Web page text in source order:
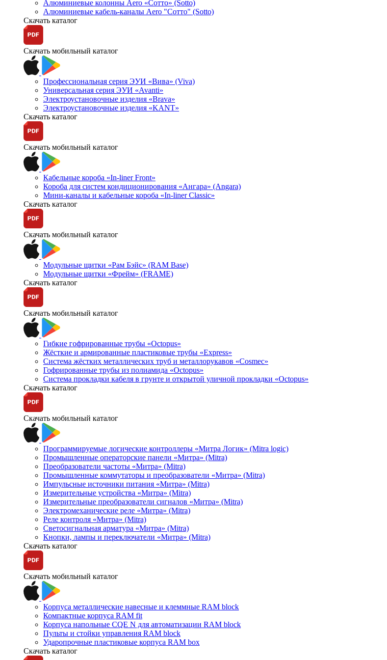
Алюминиевые колонны Aero «Сотто» (Sotto)
Алюминиевые кабель-каналы Aero "Сотто" (Sotto)
Скачать каталог
Скачать мобильный каталог
Профессиональная серия ЭУИ «Вива» (Viva)
Универсальная серия ЭУИ «Avanti»
Электроустановочные изделия «Brava»
Электроустановочные изделия «KANT»
Скачать каталог
Скачать мобильный каталог
Кабельные короба «In-liner Front»
Короба для систем кондиционирования «Ангара» (Angara)
Мини-каналы и кабельные короба «In-liner Classic»
Скачать каталог
Скачать мобильный каталог
Модульные щитки «Рам Бэйс» (RAM Base)
Модульные щитки «Фрейм» (FRAME)
Скачать каталог
Скачать мобильный каталог
Гибкие гофрированные трубы «Octopus»
Жёсткие и армированные пластиковые трубы «Express»
Система жёстких металлических труб и металлорукавов «Cosmec»
Гофрированные трубы из полиамида «Octopus»
Система прокладки кабеля в грунте и открытой уличной прокладки «Octopus»
Скачать каталог
Скачать мобильный каталог
Программируемые логические контроллеры «Митра Логик» (Mitra logic)
Промышленные операторские панели «Митра» (Mitra)
Преобразователи частоты «Митра» (Mitra)
Промышленные коммутаторы и преобразователи «Митра» (Mitra)
Импульсные источники питания «Митра» (Mitra)
Измерительные устройства «Митра» (Mitra)
Измерительные преобразователи сигналов «Митра» (Mitra)
Электромеханические реле «Митра» (Mitra)
Реле контроля «Митра» (Mitra)
Светосигнальная арматура «Митра» (Mitra)
Кнопки, лампы и переключатели «Митра» (Mitra)
Скачать каталог
Скачать мобильный каталог
Корпуса металлические навесные и клеммные RAM block
Компактные корпуса RAM fit
Корпуса напольные CQE N для автоматизации RAM block
Пульты и стойки управления RAM block
Ударопрочные пластиковые корпуса RAM box
Скачать каталог